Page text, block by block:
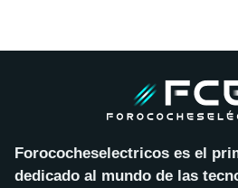
Forococheselectricos es el
dedicado al mundo de las